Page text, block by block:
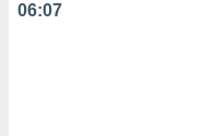
06:07